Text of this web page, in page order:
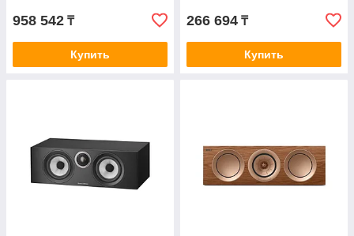
958 542 ₸
Купить
266 694 ₸
Купить